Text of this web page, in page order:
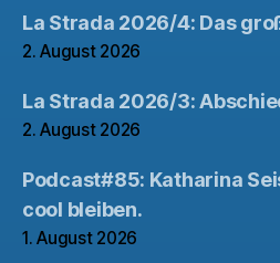
La Strada 2026/4: Das
2. August 2026
La Strada 2026/3:
2. August 2026
Podcast#85: Katharina
cool bleiben.
1. August 2026